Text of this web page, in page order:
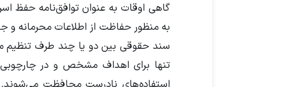
گاهی اوقات به عنوان توافق‌نامه حفظ
به منظور حفاظت از اطلاعات محرمانه
سند حقوقی بین دو یا چند طرف تنظیم
تنها برای اهداف مشخص و در